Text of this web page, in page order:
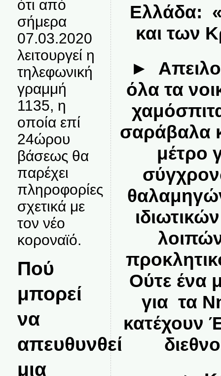
ότι από
σήμερα
07.03.2020
λειτουργεί η
τηλεφωνική
γραμμή
1135, η
οποία επί
24ώρου
βάσεως θα
παρέχει
πληροφορίες
σχετικά με
τον νέο
κοροναϊό.
Πού
μπορεί
να
απευθυνθεί
μια
Ελλάδα:
και των
►
όλα τα
σαράβαλα
μέτρο
Ούτε ένα
για τα
κατέχουν